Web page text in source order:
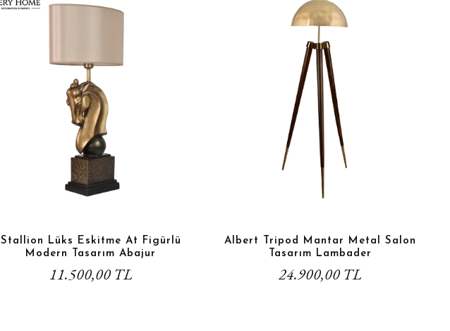
Stallion Lüks Eskitme At Figürlü
Modern Tasarım Abajur
11.500,00 TL
Albert Tripod Mantar Metal Salon
Tasarım Lambader
24.900,00 TL